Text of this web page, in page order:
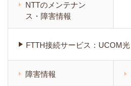
NTTのメンテナン
ス・障害情報
FTTH接続サービス：UCOM光
障害情報